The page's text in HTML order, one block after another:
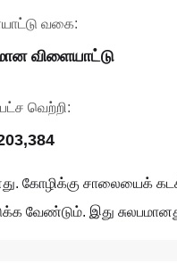
வகை:
விளையாட்டு
வெற்றி:
கோழிக்கு
வேண்டும். இது